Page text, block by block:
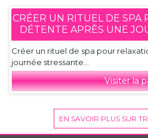
CRÉER UN RITUEL DE SPA
DÉTENTE APRÈS UNE
Créer un rituel de spa pour
journée stressante...
Visiter la
EN SAVOIR PLUS SUR